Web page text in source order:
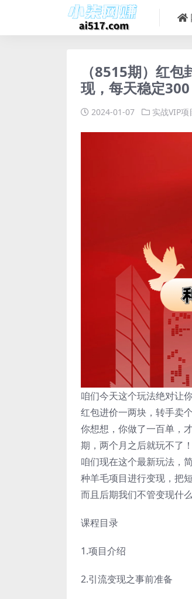
（8515期）红
现，每天稳定300
2024-01-07 实战VIP项
咱们今天这个玩法绝对让
红包进价一两块，转手卖个
你想想，你做了一百单，
期，两个月之后就玩不了！
咱们现在这个最新玩法，
种羊毛项目进行变现，把
而且后期我们不管变现什
课程目录
1.项目介绍
2.引流变现之事前准备